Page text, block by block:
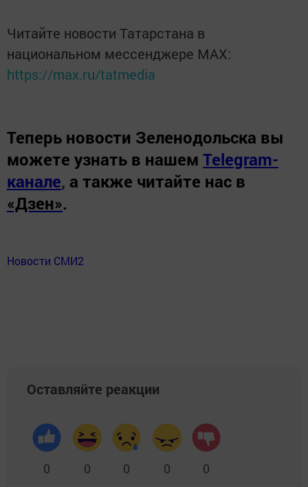
Читайте новости Татарстана в
национальном мессенджере MАХ:
https://max.ru/tatmedia
Теперь новости Зеленодольска вы
можете узнать в нашем Telegram-
канале, а также читайте нас в
«Дзен».
Новости СМИ2
Оставляйте реакции
0 0 0 0 0